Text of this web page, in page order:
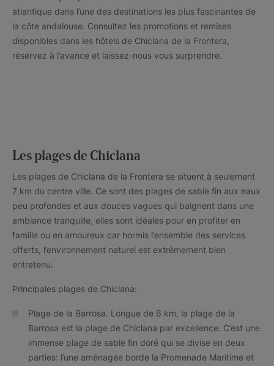
atlantique dans l’une des destinations les plus fascinantes de
la côte andalouse. Consultez les promotions et remises
disponibles dans les hôtels de Chiclana de la Frontera,
réservez à l’avance et laissez-nous vous surprendre.
Les plages de Chiclana
Les plages de Chiclana de la Frontera se situent à seulement
7 km du centre ville. Ce sont des plages de sable fin aux eaux
peu profondes et aux douces vagues qui baignent dans une
ambiance tranquille, elles sont idéales pour en profiter en
famille ou en amoureux car hormis l’ensemble des services
offerts, l’environnement naturel est extrêmement bien
entretenu.
Principales plages de Chiclana:
Plage de la Barrosa. Longue de 6 km, la plage de la
Barrosa est la plage de Chiclana par excellence. C’est une
immense plage de sable fin doré qui se divise en deux
parties: l’une aménagée borde la Promenade Maritime et